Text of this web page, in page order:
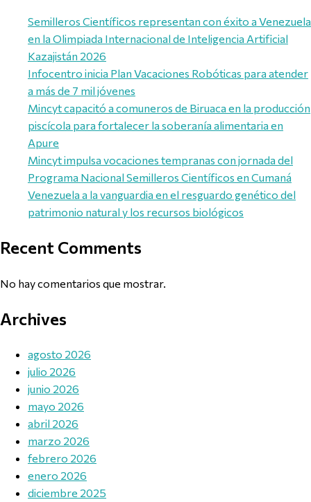
Semilleros Científicos representan con éxito a Venezuela
en la Olimpiada Internacional de Inteligencia Artificial
Kazajistán 2026
Infocentro inicia Plan Vacaciones Robóticas para atender
a más de 7 mil jóvenes
Mincyt capacitó a comuneros de Biruaca en la producción
piscícola para fortalecer la soberanía alimentaria en
Apure
Mincyt impulsa vocaciones tempranas con jornada del
Programa Nacional Semilleros Científicos en Cumaná
Venezuela a la vanguardia en el resguardo genético del
patrimonio natural y los recursos biológicos
Recent Comments
No hay comentarios que mostrar.
Archives
agosto 2026
julio 2026
junio 2026
mayo 2026
abril 2026
marzo 2026
febrero 2026
enero 2026
diciembre 2025